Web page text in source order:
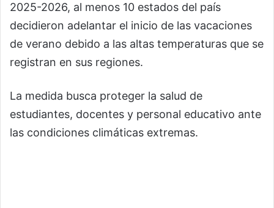
2025-2026, al menos 10 estados del país
decidieron adelantar el inicio de las vacaciones
de verano debido a las altas temperaturas que se
registran en sus regiones.
La medida busca proteger la salud de
estudiantes, docentes y personal educativo ante
las condiciones climáticas extremas.